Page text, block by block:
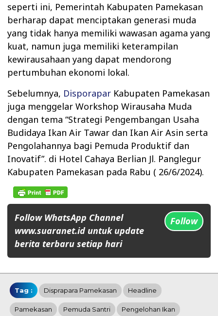
seperti ini, Pemerintah Kabupaten Pamekasan
berharap dapat menciptakan generasi muda
yang tidak hanya memiliki wawasan agama yang
kuat, namun juga memiliki keterampilan
kewirausahaan yang dapat mendorong
pertumbuhan ekonomi lokal.
Sebelumnya, Disporapar Kabupaten Pamekasan
juga menggelar Workshop Wirausaha Muda
dengan tema “Strategi Pengembangan Usaha
Budidaya Ikan Air Tawar dan Ikan Air Asin serta
Pengolahannya bagi Pemuda Produktif dan
Inovatif”. di Hotel Cahaya Berlian Jl. Panglegur
Kabupaten Pamekasan pada Rabu ( 26/6/2024).
Follow WhatsApp Channel
www.suaranet.id untuk update
berita terbaru setiap hari
Follow
Tag : Disprapara Pamekasan Headline
Pamekasan Pemuda Santri Pengelohan Ikan